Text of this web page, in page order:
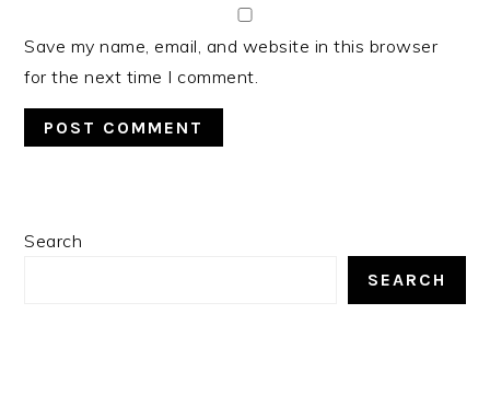
Save my name, email, and website in this browser
for the next time I comment.
PRIMARY
Search
SEARCH